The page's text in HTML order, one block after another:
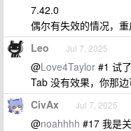
7.42.0
偶尔有失效的情况，
Leo Jul 7, 2025
@Love4Taylor #1 试
Tab 没有效果，你那边
CivAx Jul 7, 2025
@noahhhh #17 我是